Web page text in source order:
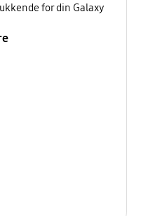
for din Galaxy